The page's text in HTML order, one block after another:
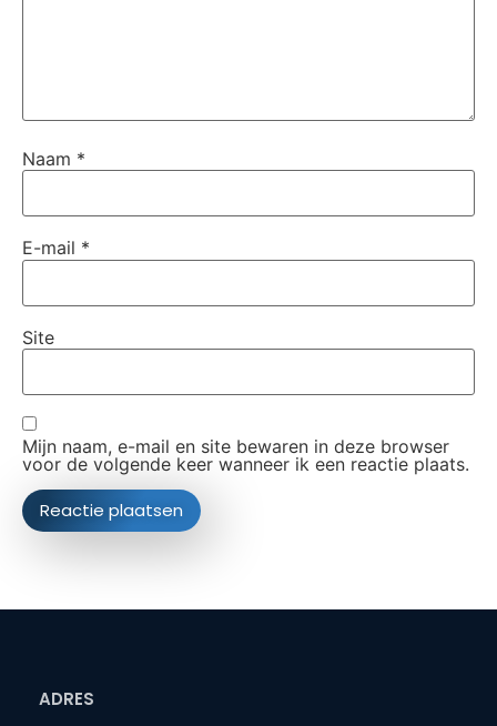
Naam *
E-mail *
Site
Mijn naam, e-mail en site bewaren in deze browser
voor de volgende keer wanneer ik een reactie plaats.
ADRES